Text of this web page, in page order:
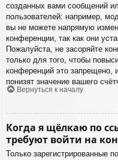
созданных вами сообщений
пользователей: например,
вы не можете напрямую
конференции, так как они
Пожалуйста, не засоряйте
только для того, чтобы
конференций это запрещено,
понизят значение вашего
Вернуться к началу
Когда я щёлкаю по
требуют войти на
Только зарегистрированные